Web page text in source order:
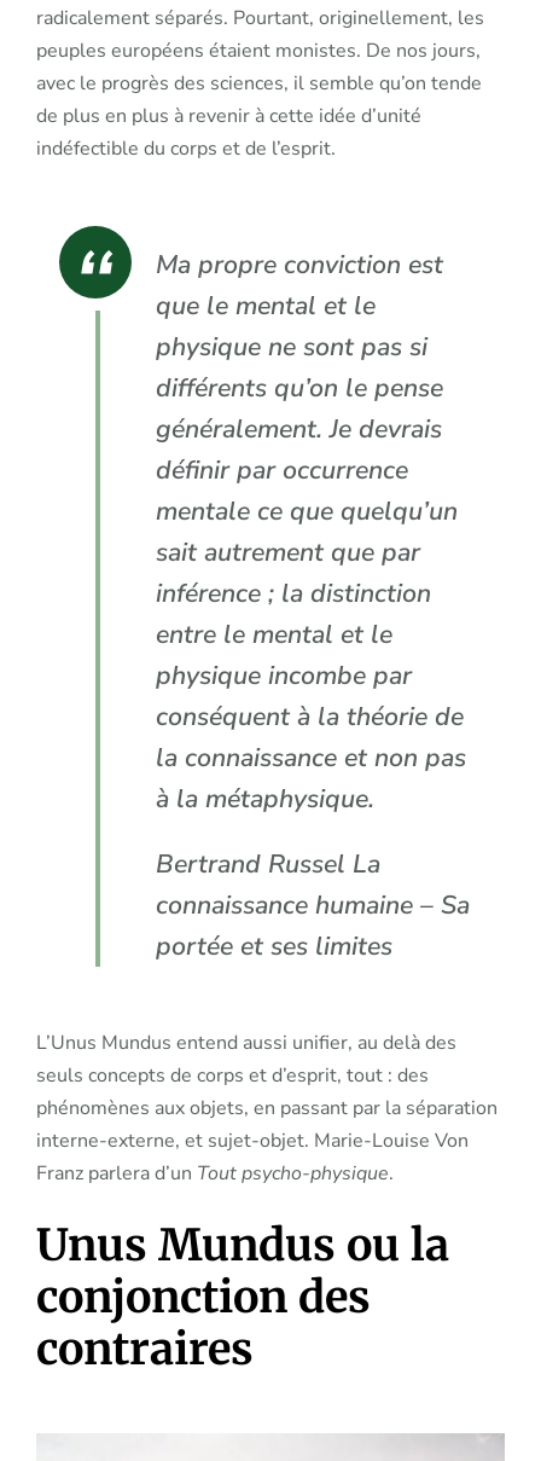
radicalement séparés. Pourtant, originellement, les
peuples européens étaient monistes. De nos jours,
avec le progrès des sciences, il semble qu’on tende
de plus en plus à revenir à cette idée d’unité
indéfectible du corps et de l’esprit.
Ma propre conviction est
que le mental et le
physique ne sont pas si
différents qu’on le pense
généralement. Je devrais
définir par occurrence
mentale ce que quelqu’un
sait autrement que par
inférence ; la distinction
entre le mental et le
physique incombe par
conséquent à la théorie de
la connaissance et non pas
à la métaphysique.
Bertrand Russel La
connaissance humaine – Sa
portée et ses limites
L’Unus Mundus entend aussi unifier, au delà des
seuls concepts de corps et d’esprit, tout : des
phénomènes aux objets, en passant par la séparation
interne-externe, et sujet-objet. Marie-Louise Von
Franz parlera d’un Tout psycho-physique.
Unus Mundus ou la
conjonction des
contraires